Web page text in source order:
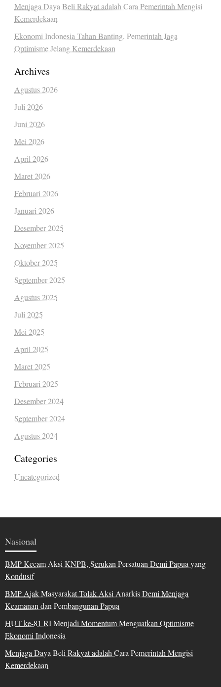
Menjaga Daya Beli Rakyat adalah Cara Pemerintah Mengisi
Kemerdekaan
Ekonomi Indonesia Tahan Banting, Pemerintah Jaga
Optimisme Jelang Kemerdekaan
Archives
Agustus 2026
Juli 2026
Juni 2026
Mei 2026
April 2026
Maret 2026
Februari 2026
Januari 2026
Desember 2025
November 2025
Oktober 2025
September 2025
Agustus 2025
Juli 2025
Mei 2025
April 2025
Maret 2025
Februari 2025
Desember 2024
September 2024
Agustus 2024
Categories
Uncategorized
Nasional
BMP Kecam Aksi KNPB, Serukan Persatuan Demi Papua yang
Kondusif
BMP Ajak Masyarakat Tolak Aksi Anarkis Demi Menjaga
Keamanan dan Pembangunan Papua
HUT ke-81 RI Menjadi Momentum Menguatkan Optimisme
Ekonomi Indonesia
Menjaga Daya Beli Rakyat adalah Cara Pemerintah Mengisi
Kemerdekaan